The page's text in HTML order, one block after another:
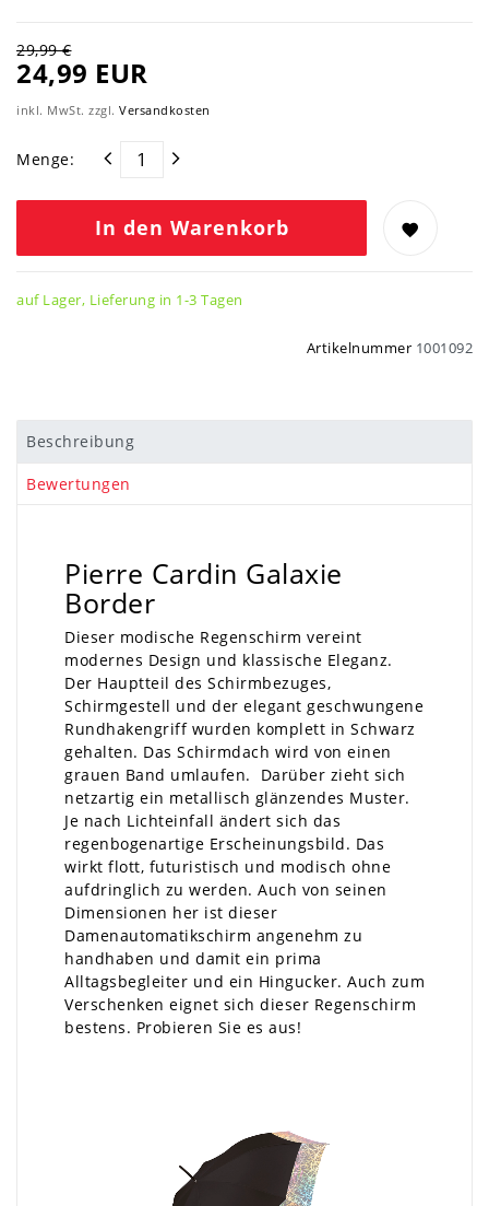
29,99 €
24,99 EUR
inkl. MwSt. zzgl. Versandkosten
Menge:
In den Warenkorb
auf Lager, Lieferung in 1-3 Tagen
Artikelnummer 1001092
Beschreibung
Bewertungen
Pierre Cardin Galaxie
Border
Dieser modische Regenschirm vereint
modernes Design und klassische Eleganz.
Der Hauptteil des Schirmbezuges,
Schirmgestell und der elegant geschwungene
Rundhakengriff wurden komplett in Schwarz
gehalten. Das Schirmdach wird von einen
grauen Band umlaufen. Darüber zieht sich
netzartig ein metallisch glänzendes Muster.
Je nach Lichteinfall ändert sich das
regenbogenartige Erscheinungsbild. Das
wirkt flott, futuristisch und modisch ohne
aufdringlich zu werden. Auch von seinen
Dimensionen her ist dieser
Damenautomatikschirm angenehm zu
handhaben und damit ein prima
Alltagsbegleiter und ein Hingucker. Auch zum
Verschenken eignet sich dieser Regenschirm
bestens. Probieren Sie es aus!